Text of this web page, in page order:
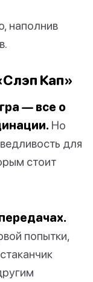
наполнив
Кап»
— все о
Но
для
стоит
попытки,